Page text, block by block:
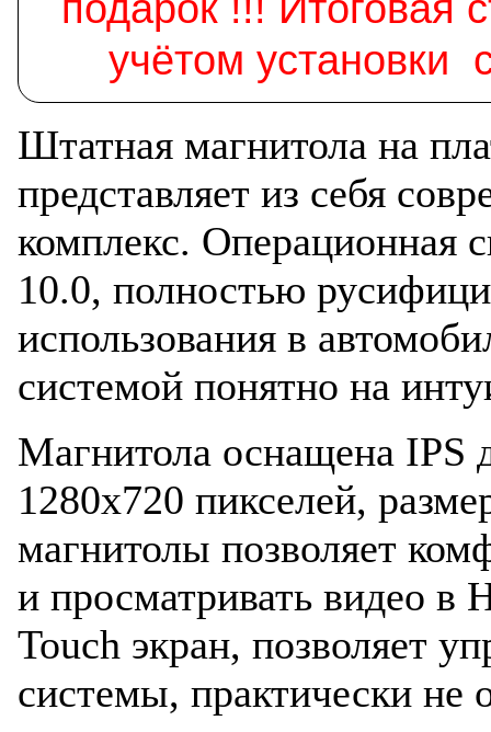
учётом установки
Штатная магнитола на
представляет из себя
комплекс. Операционная
10.0, полностью
использования в
системой понятно на
Магнитола оснащена IPS
1280x720 пикселей,
магнитолы позволяет
и просматривать видео в
Touch экран, позволяет
системы, практически не